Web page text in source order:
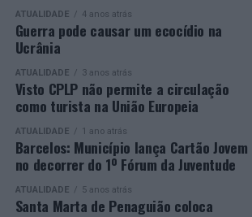
A Escola de Tecnologia e Gestão de
afirmar-se como uma referência na
profissional e na qualificação de
para o desenvolvimento de
empregabilidade e a valorização do
concelho e da região.
A Empresa Municipal de Educação e
felicita todos os diplomados por esta
conquista, desejando-lhes os maiores
profissionais e académicos, convicta de
ATUALIDADE 4 anos atrás
Guerra pode causar um ecocídio na
Ucrânia
ATUALIDADE 3 anos atrás
Visto CPLP não permite a circulação
como turista na União Europeia
ATUALIDADE 1 ano atrás
Barcelos: Município lança Cartão Jovem
no decorrer do 1º Fórum da Juventude
ATUALIDADE 5 anos atrás
Santa Marta de Penaguião coloca